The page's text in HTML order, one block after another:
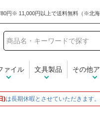
和気文具
ァイル 文具製品 その他
)は長期休暇とさせていただきます
～